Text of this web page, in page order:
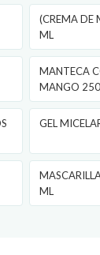
(CREMA DE
ML
MANTECA
MANGO
GEL
ML